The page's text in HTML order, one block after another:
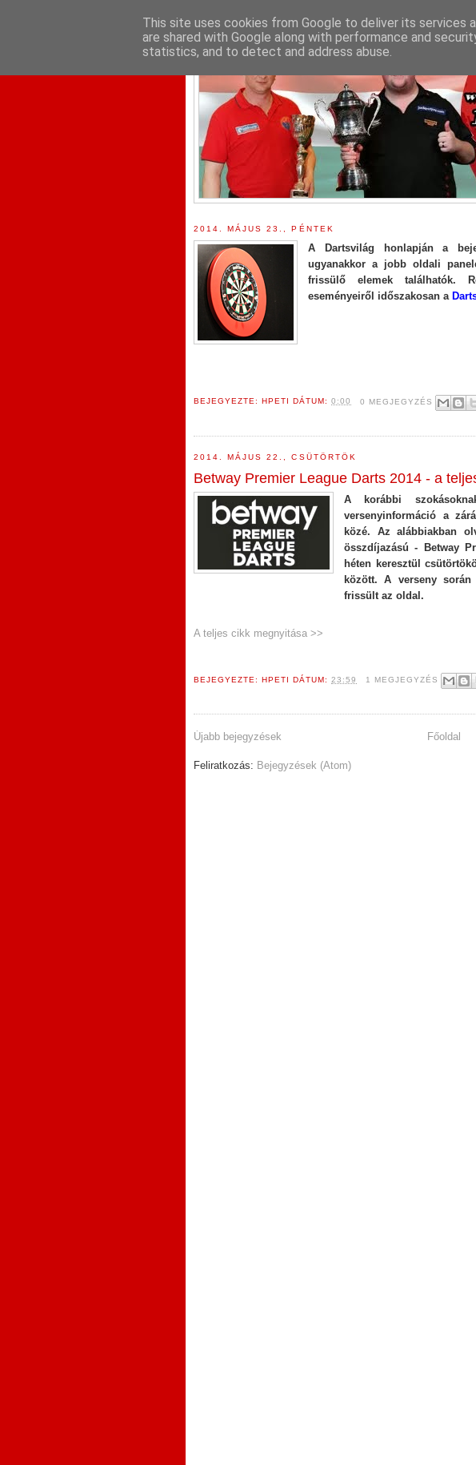
2014. MÁJUS 23., PÉNTEK
A Dartsvilág honlapján a
ugyanakkor a jobb oldali
frissülő elemek találhatók.
eseményeiről időszakosan a
BEJEGYEZTE: HPETI DÁTUM:0:00 0 MEGJEGYZÉS
2014. MÁJUS 22., CSÜTÖRTÖK
Betway Premier League Darts 2014 - a
A korábbi
versenyinformáció a
közé. Az alábbiakban
összdíjazású - Betway
héten keresztül
között. A verseny során
frissült az oldal.
A teljes cikk megnyitása >>
BEJEGYEZTE:HPETI DÁTUM:23:59 1 MEGJEGYZÉS
Újabb bejegyzések Főoldal
Feliratkozás: Bejegyzések (Atom)
This site uses cookies from Google to deliver its services
are shared with Google along with performance and
statistics, and to detect and address abuse.